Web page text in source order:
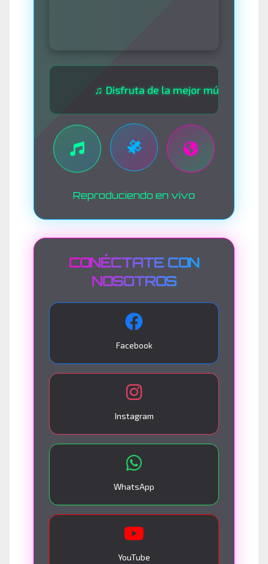
♫ Disfruta de la mejor música las 24
Reproduciendo en vivo
CONÉCTATE CON
NOSOTROS
Facebook
Instagram
WhatsApp
YouTube